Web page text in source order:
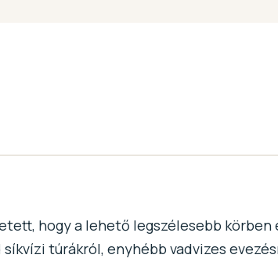
hogy a lehető legszélesebb
túrákról, enyhébb vadvizes